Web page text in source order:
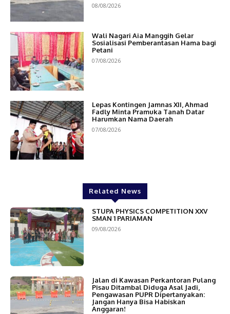
08/08/2026
Wali Nagari Aia Manggih Gelar
Sosialisasi Pemberantasan Hama bagi
Petani
07/08/2026
Lepas Kontingen Jamnas XII, Ahmad
Fadly Minta Pramuka Tanah Datar
Harumkan Nama Daerah
07/08/2026
Related News
STUPA PHYSICS COMPETITION XXV
SMAN 1 PARIAMAN
09/08/2026
Jalan di Kawasan Perkantoran Pulang
Pisau Ditambal Diduga Asal Jadi,
Pengawasan PUPR Dipertanyakan:
Jangan Hanya Bisa Habiskan
Anggaran!